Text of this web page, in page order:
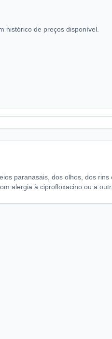
histórico de preços disponível.
paranasais, dos olhos, dos
alergia à ciprofloxacino ou a